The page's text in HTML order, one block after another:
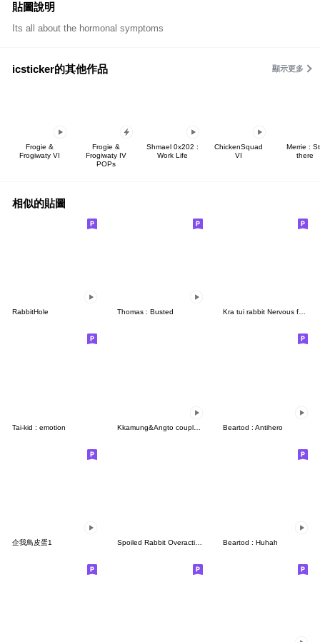
貼圖說明
Its all about the hormonal symptoms
icsticker的其他作品 顯示更多
Frogie &
Frogiwaty VI
Frogie &
Frogiwaty IV
POPs
Shmael 0x202 :
Work Life
ChickenSquad
VI
Merrie :
there
相似的貼圖
RabbitHole Thomas : Busted Kra tui rabbit Nervous face (Notext)
Tai-kid : emotion Beartod : Antihero
企我鳥皮蛋1 Beartod : Huhah